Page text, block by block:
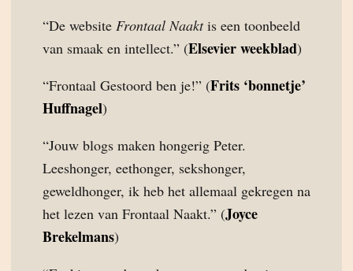
“De website Frontaal Naaktis een toonbeeld
van smaak en intellect.” (Elsevier weekblad)
“Frontaal Gestoord ben je!” (Frits ‘bonnetje’
Huffnagel)
“Jouw blogs maken hongerig Peter.
Leeshonger, eethonger, sekshonger,
geweldhonger, ik heb het allemaal gekregen na
het lezen van Frontaal Naakt.” (Joyce
Brekelmans)